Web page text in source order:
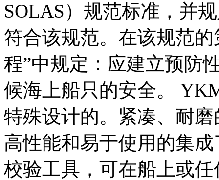
SOLAS）规范标准，并
符合该规范。在该规范
程”中规定：应建立预防
候海上船只的安全。
特殊设计的。紧凑、耐
高性能和易于使用的集
校验工具，可在船上或